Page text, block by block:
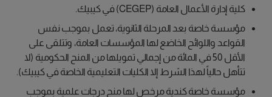
كلية إدارة الأعمال العامة (CEGEP) في كيبيك.
مؤسسة خاصة بعد المرحلة الثانوية، تعمل بموجب نفس
القواعد واللوائح الخاضع لها المؤسسات العامة، وتتلقى على
الأقل 50 في المائة من إجمالي تمويلها من المنح الحكومية (لا
تتأهل حالياً لهذا الشرط إلا الكليات التعليمية الخاصة في كيبيك).
مؤسسة خاصة كندية مرخص لها منح درجات علمية بموجب